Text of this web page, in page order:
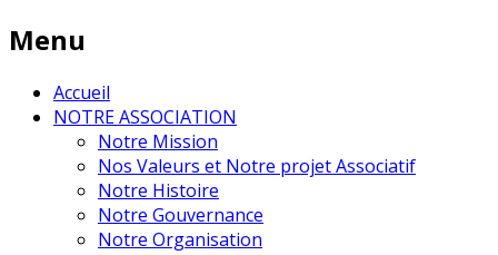
Menu
Accueil
NOTRE ASSOCIATION
Notre Mission
Nos Valeurs et Notre projet Associatif
Notre Histoire
Notre Gouvernance
Notre Organisation